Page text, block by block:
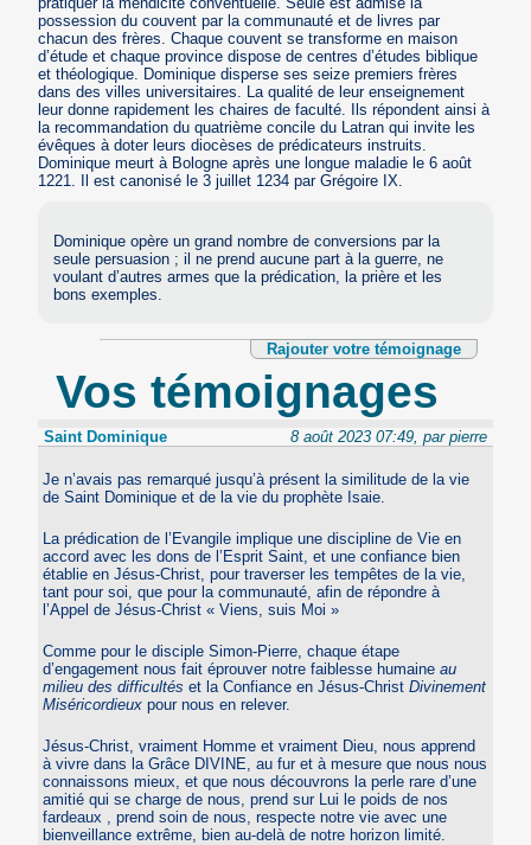
possession du couvent par la communauté et de livres par
chacun des frères. Chaque couvent se transforme en maison
d’étude et chaque province dispose de centres d’études biblique
et théologique. Dominique disperse ses seize premiers frères
dans des villes universitaires. La qualité de leur enseignement
leur donne rapidement les chaires de faculté. Ils répondent ainsi à
la recommandation du quatrième concile du Latran qui invite les
évêques à doter leurs diocèses de prédicateurs instruits.
Dominique meurt à Bologne après une longue maladie le 6 août
1221. Il est canonisé le 3 juillet 1234 par Grégoire IX.
Dominique opère un grand nombre de conversions par la
seule persuasion ; il ne prend aucune part à la guerre, ne
voulant d’autres armes que la prédication, la prière et les
bons exemples.
Rajouter votre témoignage
Vos témoignages
Saint Dominique 8 août 2023 07:49, par pierre
Je n’avais pas remarqué jusqu’à présent la similitude de la vie
de Saint Dominique et de la vie du prophète Isaie.
La prédication de l’Evangile implique une discipline de Vie en
accord avec les dons de l’Esprit Saint, et une confiance bien
établie en Jésus-Christ, pour traverser les tempêtes de la vie,
tant pour soi, que pour la communauté, afin de répondre à
l’Appel de Jésus-Christ « Viens, suis Moi »
Comme pour le disciple Simon-Pierre, chaque étape
d’engagement nous fait éprouver notre faiblesse humaineau
milieu des difficultés et la Confiance en Jésus-ChristDivinement
Miséricordieux pour nous en relever.
Jésus-Christ, vraiment Homme et vraiment Dieu, nous apprend
à vivre dans la Grâce DIVINE, au fur et à mesure que nous nous
connaissons mieux, et que nous découvrons la perle rare d’une
amitié qui se charge de nous, prend sur Lui le poids de nos
fardeaux , prend soin de nous, respecte notre vie avec une
bienveillance extrême, bien au-delà de notre horizon limité.